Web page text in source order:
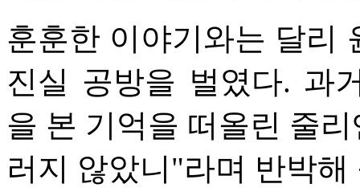
훈훈한 이야기와는 달리
진실 공방을 벌였다. 과
을 본 기억을 떠올린 줄
러지 않았니"라며 반박